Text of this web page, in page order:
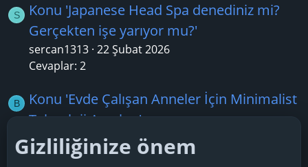
S
Konu 'Japanese Head Spa denediniz mi?
Gerçekten işe yarıyor mu?'
sercan1313 22 Şubat 2026
Cevaplar: 2
B
Konu 'Evde Çalışan Anneler İçin Minimalist
Teknoloji Araçları'
Büşra
21 Şubat 2026
Cevaplar: 3
Gizliliğinize önem